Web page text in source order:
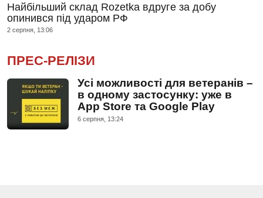
Найбільший склад Rozetka вдруге за добу
опинився під ударом РФ
2 серпня, 13:06
ПРЕС-РЕЛІЗИ
Усі можливості для ветеранів –
в одному застосунку: уже в
App Store та Google Play
6 серпня, 13:24